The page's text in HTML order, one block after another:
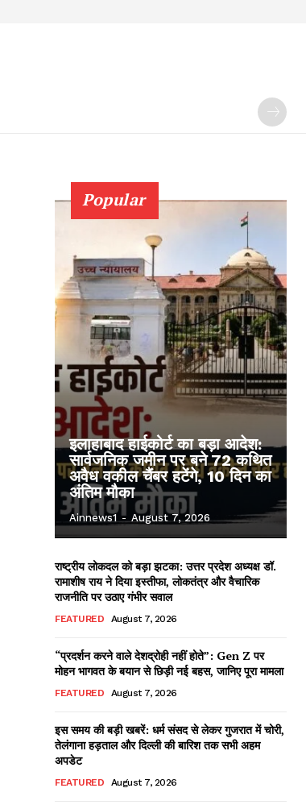
Popular
इलाहाबाद हाईकोर्ट का बड़ा आदेश:
सार्वजनिक जमीन पर बने 72 कथित
अवैध वकील चैंबर हटेंगे, 10 दिन का
अंतिम मौका
Ainnews1 - August 7, 2026
राष्ट्रीय लोकदल को बड़ा झटका: उत्तर प्रदेश अध्यक्ष डॉ.
रामाशीष राय ने दिया इस्तीफा, लोकतंत्र और वैचारिक
राजनीति पर उठाए गंभीर सवाल
FEATURED August 7, 2026
“प्रदर्शन करने वाले देशद्रोही नहीं होते”: Gen Z पर
मोहन भागवत के बयान से छिड़ी नई बहस, जानिए पूरा मामला
FEATURED August 7, 2026
इस समय की बड़ी खबरें: धर्म संसद से लेकर गुजरात में चोरी,
तेलंगाना हड़ताल और दिल्ली की बारिश तक सभी अहम
अपडेट
FEATURED August 7, 2026